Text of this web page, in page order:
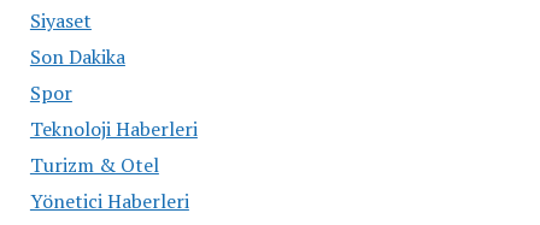
Siyaset
Son Dakika
Spor
Teknoloji Haberleri
Turizm & Otel
Yönetici Haberleri